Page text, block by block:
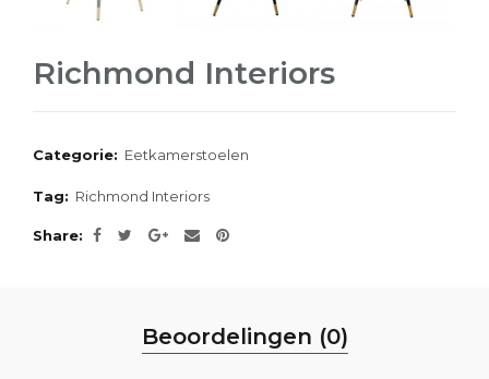
Richmond Interiors
Categorie: Eetkamerstoelen
Tag: Richmond Interiors
Share
Beoordelingen (0)